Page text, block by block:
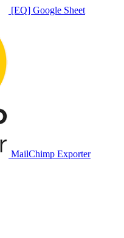
[EQ] Google Sheet
MailChimp Exporter